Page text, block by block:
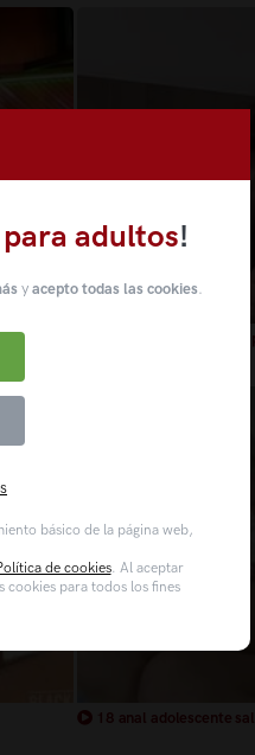
Pollon grueso de
18 anal adolescente
adultos!
y acepto todas las cookies
básico de la página web,
de cookies. Al aceptar
cookies para todos los fines